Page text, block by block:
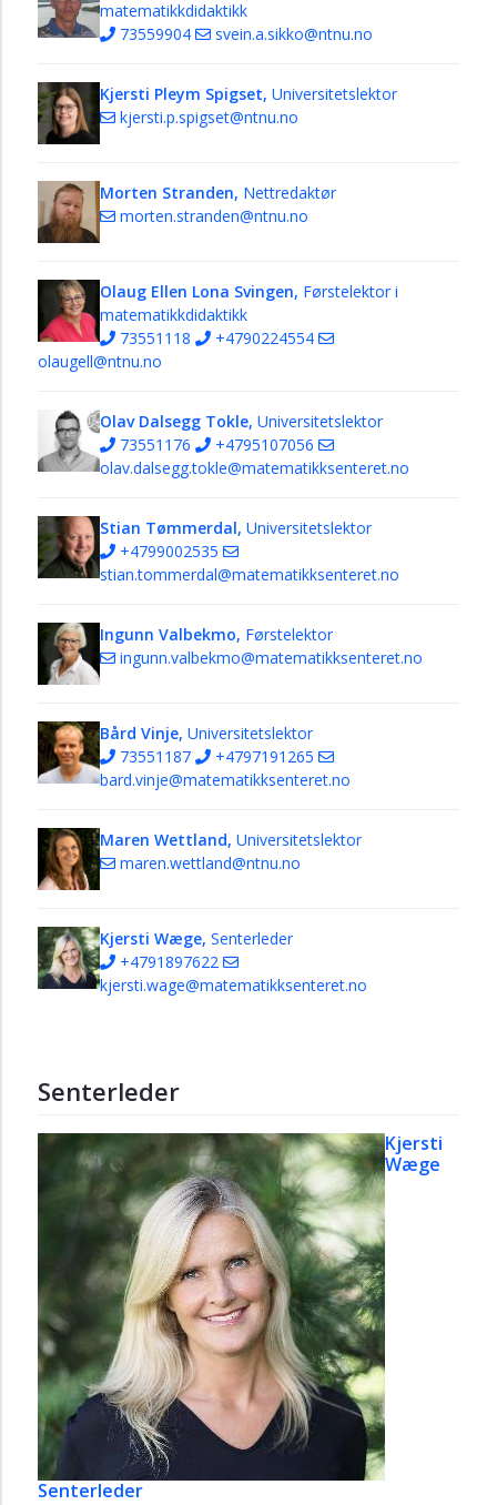
matematikkdidaktikk
73559904
svein.a.sikko@ntnu.no
Kjersti Pleym Spigset, Universitetslektor
kjersti.p.spigset@ntnu.no
Morten Stranden, Nettredaktør
morten.stranden@ntnu.no
Olaug Ellen Lona Svingen, Førstelektor i
matematikkdidaktikk
73551118
+4790224554
olaugell@ntnu.no
Olav Dalsegg Tokle, Universitetslektor
73551176
+4795107056
olav.dalsegg.tokle@matematikksenteret.no
Stian Tømmerdal, Universitetslektor
+4799002535
stian.tommerdal@matematikksenteret.no
Ingunn Valbekmo, Førstelektor
ingunn.valbekmo@matematikksenteret.no
Bård Vinje, Universitetslektor
73551187
+4797191265
bard.vinje@matematikksenteret.no
Maren Wettland, Universitetslektor
maren.wettland@ntnu.no
Kjersti Wæge, Senterleder
+4791897622
kjersti.wage@matematikksenteret.no
Senterleder
Kjersti
Wæge
Senterleder